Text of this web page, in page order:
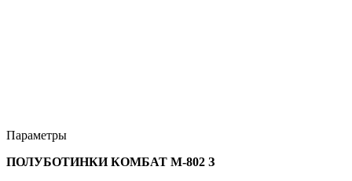
Параметры
ПОЛУБОТИНКИ КОМБАТ М-802 З